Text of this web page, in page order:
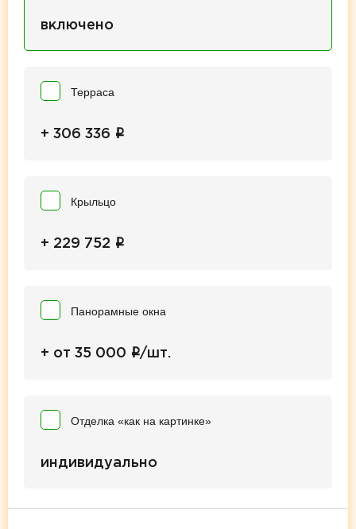
включено
Терраса
+ 306 336 i
Крыльцо
+ 229 752 i
Панорамные окна
+ от 35 000 i/шт.
Отделка «как на картинке»
индивидуально